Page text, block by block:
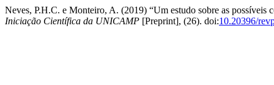
Neves, P.H.C. e Monteiro, A. (2019) “Um estudo sobre as possíveis
Iniciação Científica da UNICAMP [Preprint], (26). doi:10.20396/